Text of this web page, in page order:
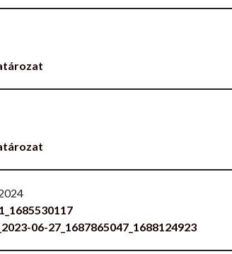
06-27_1687865047_1688124923